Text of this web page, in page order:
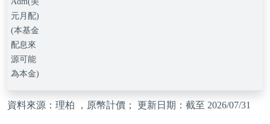
元月配)
(本基金
配息來
源可能
為本金)
資料來源：理柏 ，原幣計價； 更新日期：截至 2026/07/31